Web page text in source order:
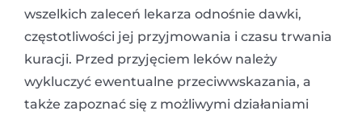
wszelkich zaleceń lekarza odnośnie dawki,
częstotliwości jej przyjmowania i czasu trwania
kuracji. Przed przyjęciem leków należy
wykluczyć ewentualne przeciwwskazania, a
także zapoznać się z możliwymi działaniami